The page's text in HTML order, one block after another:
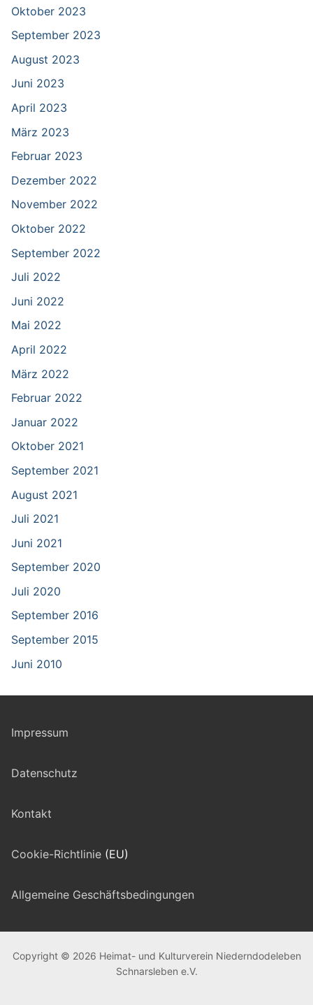
Oktober 2023
September 2023
August 2023
Juni 2023
April 2023
März 2023
Februar 2023
Dezember 2022
November 2022
Oktober 2022
September 2022
Juli 2022
Juni 2022
Mai 2022
April 2022
März 2022
Februar 2022
Januar 2022
Oktober 2021
September 2021
August 2021
Juli 2021
Juni 2021
September 2020
Juli 2020
September 2016
September 2015
Juni 2010
Impressum
Datenschutz
Kontakt
Cookie-Richtlinie (EU)
Allgemeine Geschäftsbedingungen
Copyright © 2026 Heimat- und Kulturverein Niederndodeleben
Schnarsleben e.V.